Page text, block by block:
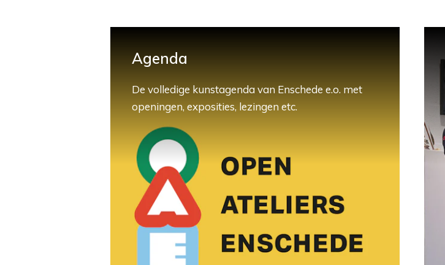
Agenda
De volledige kunstagenda van Enschede e.o. met
openingen, exposities, lezingen etc.